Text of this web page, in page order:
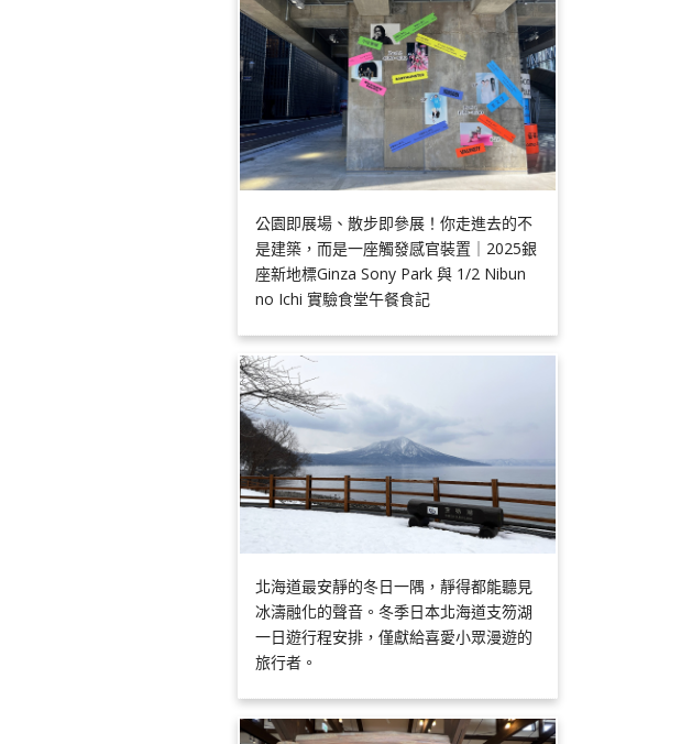
公園即展場、散步即參展！你走進去的不
是建築，而是一座觸發感官裝置｜2025銀
座新地標Ginza Sony Park 與 1/2 Nibun
no Ichi 實驗食堂午餐食記
北海道最安靜的冬日一隅，靜得都能聽見
冰濤融化的聲音。冬季日本北海道支笏湖
一日遊行程安排，僅獻給喜愛小眾漫遊的
旅行者。